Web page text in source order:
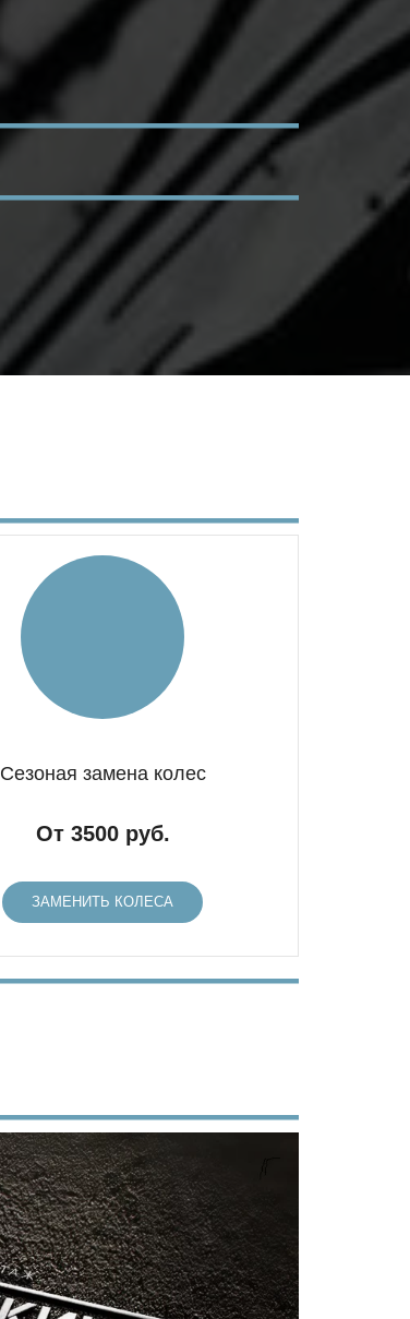
Сезоная замена колес
От 3500 руб.
ЗАМЕНИТЬ КОЛЕСА